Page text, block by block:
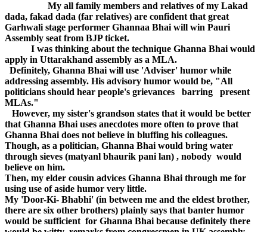
My all family members and relatives of my Lakad
dada, fakad dada (far relatives) are confident that great
Garhwali stage performer Ghannaa Bhai will win Pauri
Assembly seat from BJP ticket.
I was thinking about the technique Ghanna Bhai would
apply in Uttarakhand assembly as a MLA.
Definitely, Ghanna Bhai will use 'Adviser' humor while
addressing assembly. His advisory humor would be, "All
politicians should hear people's grievances barring present
MLAs."
However, my sister's grandson states that it would be better
that Ghanna Bhai uses anecdotes more often to prove that
Ghanna Bhai does not believe in bluffing his colleagues.
Though, as a politician, Ghanna Bhai would bring water
through sieves (matyanl bhaurik pani lan) , nobody would
believe on him.
Then, my elder cousin advices Ghanna Bhai through me for
using use of aside humor very little.
My 'Door-Ki- Bhabhi' (in between me and the eldest brother,
there are six other brothers) plainly says that banter humor
would be sufficient for Ghanna Bhai because definitely there